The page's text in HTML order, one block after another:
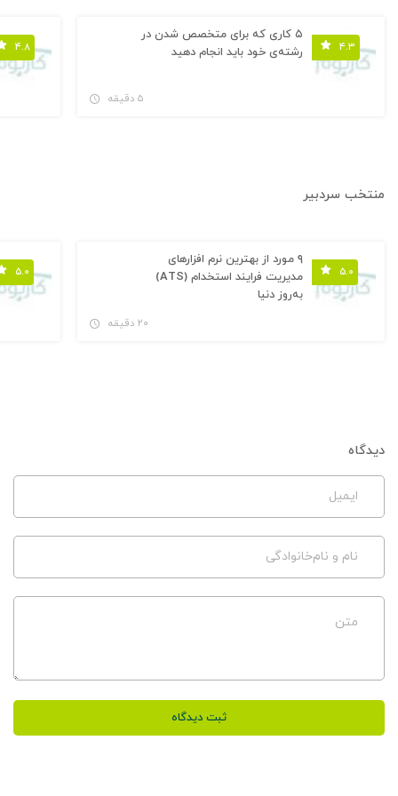
۴.۳
۵ کاری که برای متخصص شدن در
رشته‌ی خود باید انجام دهید
۵ دقیقه
۴.۸
منتخب سردبیر
۵.۰
۹ مورد از بهترین نرم افزارهای
مدیریت فرایند استخدام (ATS)
به‌روز دنیا
۲۰ دقیقه
۵.۰
دیدگاه
ایمیل
نام و نام‌خانوادگی
متن
ثبت دیدگاه